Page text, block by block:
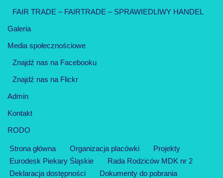
FAIR TRADE – FAIRTRADE – SPRAWIEDLIWY HANDEL
Galeria
Media społecznościowe
Znajdź nas na Facebooku
Znajdź nas na Flickr
Admin
Kontakt
RODO
Strona główna Organizacja placówki
Projekty
Eurodesk Piekary Śląskie
Rada Rodziców MDK nr 2
Deklaracja dostępności
Dokumenty do pobrania